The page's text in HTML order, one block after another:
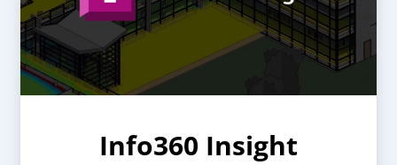
Info360 Insight